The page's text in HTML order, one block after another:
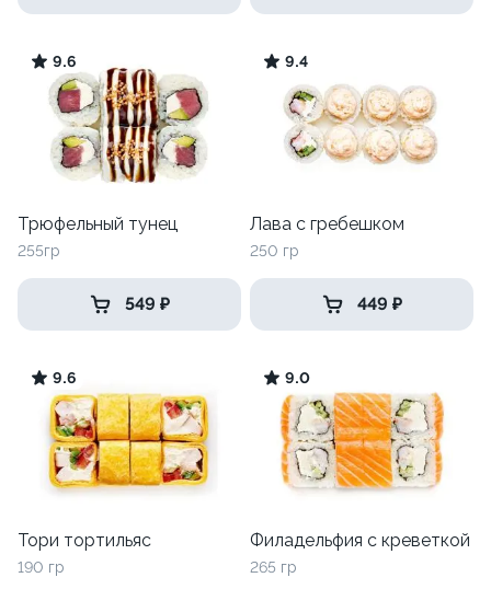
9.6
Трюфельный тунец
255гр
549 ₽
9.4
Лава с гребешком
250 гр
449 ₽
9.6
Тори тортильяс
190 гр
9.0
Филадельфия с креветкой
265 гр